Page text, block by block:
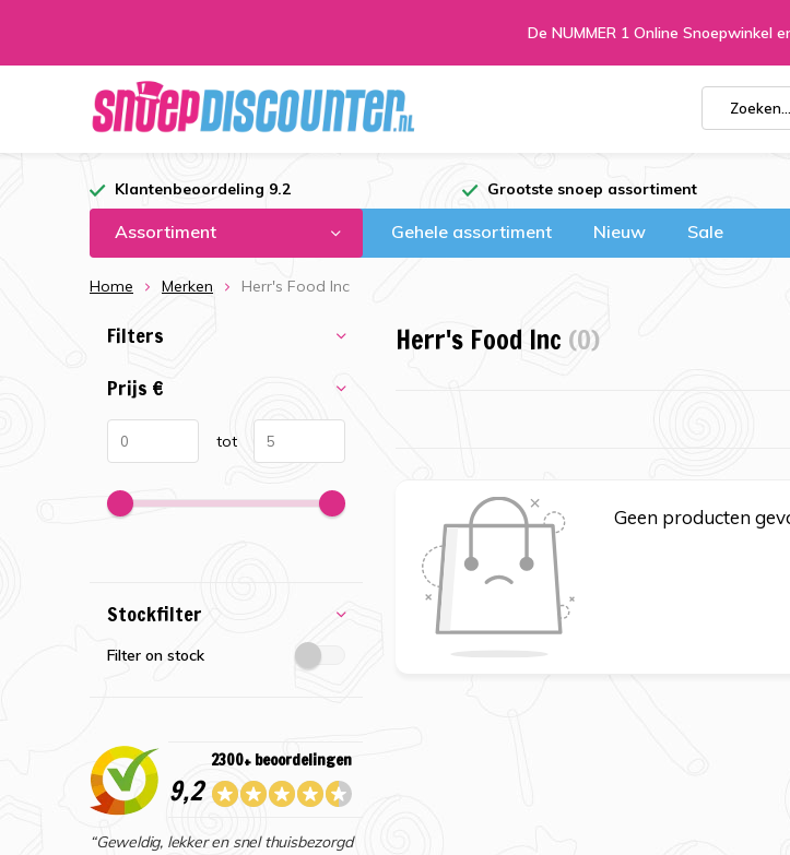
De NUMMER 1 Online Snoepwinkel
Klantenbeoordeling 9.2 Grootste snoep assortiment
Assortiment Gehele assortiment Nieuw Sale
Home Merken Herr's Food Inc
Herr's Food Inc (0)
Geen producten
Filters
Prijs €
tot
Stockfilter
Filter on stock
9,2
2300+ beoordelingen
“Geweldig, lekker en snel thuisbezorgd